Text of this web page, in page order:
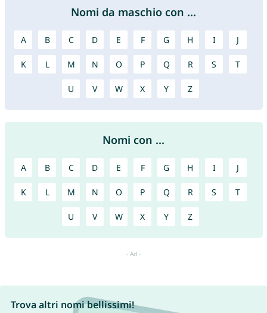
Nomi da maschio con ...
A B C D E F G H I J
K L M N O P Q R S T
U V W X Y Z
Nomi con ...
A B C D E F G H I J
K L M N O P Q R S T
U V W X Y Z
Trova altri nomi bellissimi!